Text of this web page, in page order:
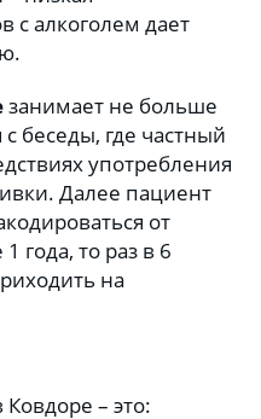
с алкоголем дает
занимает не больше
беседы, где частный
употребления
Далее пациент
от
года, то раз в 6
на
Ковдоре – это: